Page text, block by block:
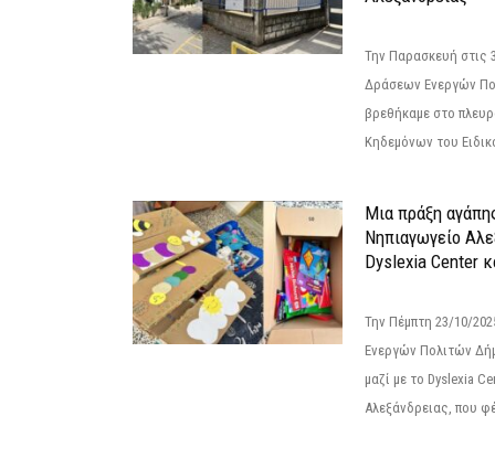
Την Παρασκευή
Δράσεων Ενεργών
βρεθήκαμε στο
Κηδεμόνων του
Μια πράξη
Νηπιαγωγείο
Dyslexia Center
Την Πέμπτη 23/10/
Ενεργών Πολιτών
μαζί με το Dyslexia
Αλεξάνδρειας, που